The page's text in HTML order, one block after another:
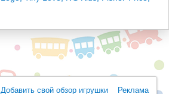
Добавить свой обзор игрушки Реклама